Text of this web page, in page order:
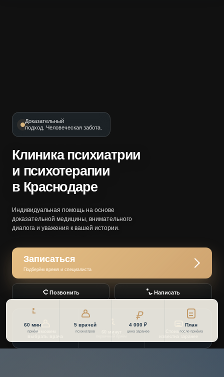
Доказательный
подход. Человеческая забота.
Клиника психиатрии
и психотерапии
в Краснодаре
Индивидуальная помощь на основе
доказательной медицины, внимательного
диалога и уважения к вашей истории.
Записаться
Подберём время и специалиста
Позвонить Написать
Поможем
Стоимость
60 мин
приём
5 врачей
психиатров
4 000 ₽
цена заранее
План
после приёма